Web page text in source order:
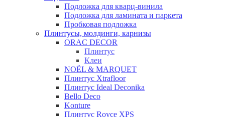
Подложка для кварц-винила
Подложка для ламината и паркета
Пробковая подложка
Плинтусы, молдинги, карнизы
ORAC DECOR
Плинтус
Клеи
NOЁL & MARQUET
Плинтус Xtrafloor
Плинтус Ideal Deconika
Bello Deco
Konture
Плинтус Royce XPS